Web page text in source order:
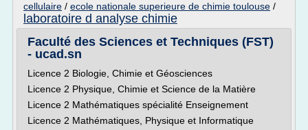
cellulaire / ecole nationale superieure de chimie toulouse /
laboratoire d analyse chimie
Faculté des Sciences et Techniques (FST)
- ucad.sn
Licence 2 Biologie, Chimie et Géosciences
Licence 2 Physique, Chimie et Science de la Matière
Licence 2 Mathématiques spécialité Enseignement
Licence 2 Mathématiques, Physique et Informatique